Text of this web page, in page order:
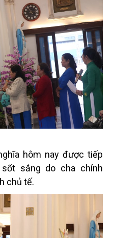
hôm nay được tiếp
sắng do cha chính
chủ tế.